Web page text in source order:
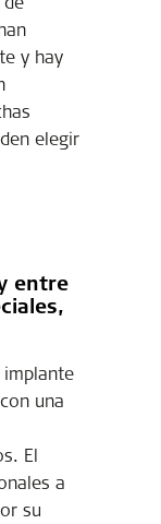
y hay
elegir
entre
una
El
a
su